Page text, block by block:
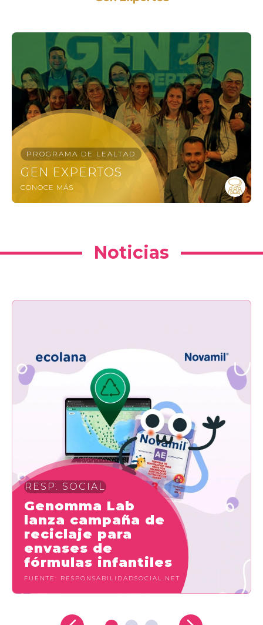
PROGRAMA DE LEALTAD
GEN EXPERTOS
CONOCE MÁS
Noticias
RESP. SOCIAL
Genomma Lab
lanza campaña de
reciclaje para
envases de
fórmulas infantiles
FUENTE: RESPONSABILIDADSOCIAL.NET